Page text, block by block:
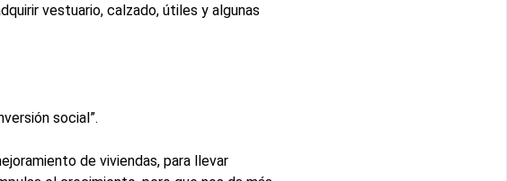
vestuario, calzado, útiles y algunas
social”.
de viviendas, para llevar